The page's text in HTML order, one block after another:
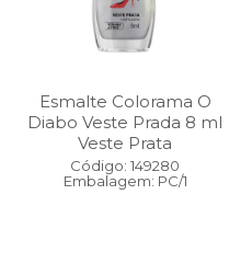
Esmalte Colorama O
Diabo Veste Prada 8 ml
Veste Prata
Código: 149280
Embalagem: PC/1